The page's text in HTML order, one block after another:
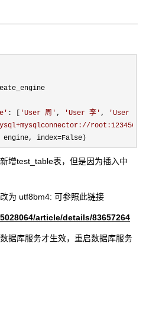
' : [ 'User 周 ' , 'User 李 ' , 'User 王
index=False)
增test_table表，但是因为插入中
为 utf8bm4: 可参照此链接
article/details/83657264
据库服务才生效，重启数据库服务